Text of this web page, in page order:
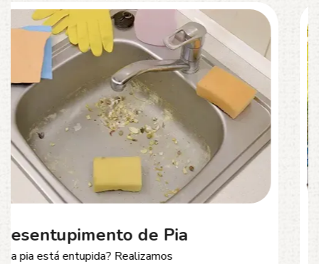
Desentupimento de Esgoto
Problemas comentupimento de esgoto